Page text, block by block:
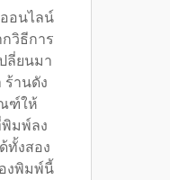
อนไลน์
วิธีการ
ลี่ยนมา
ร้านดัง
ฑ์ให้
มพ์ลง
ทั้งสอง
งพิมพ์นี้